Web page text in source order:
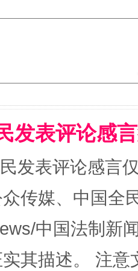
无期
你上场
发表评论感
发表评论感言
传媒、中国全
中国法制新
其描述。 注